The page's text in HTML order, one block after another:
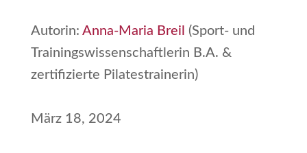
Autorin: Anna-Maria Breil (Sport- und
Trainingswissenschaftlerin B.A. &
zertifizierte Pilatestrainerin)
März 18, 2024